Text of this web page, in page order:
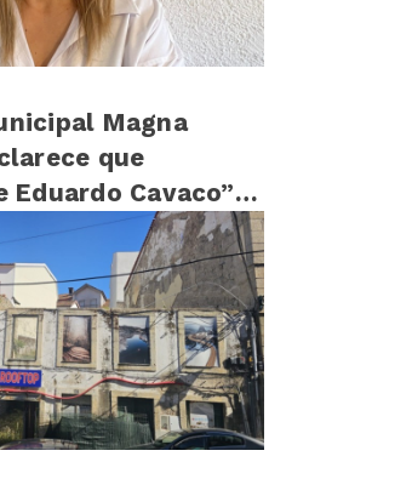
Magna
que
Eduardo Cavaco”
por si “em